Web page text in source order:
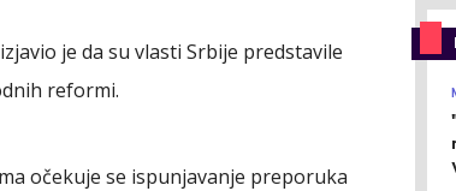
je da su vlasti Srbije predstavile
reformi.
očekuje se ispunjavanje preporuka